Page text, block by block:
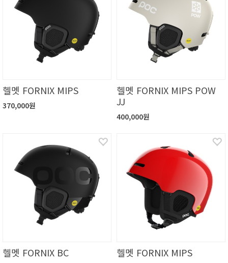
헬멧 FORNIX MIPS
370,000원
헬멧 FORNIX MIPS POW
JJ
400,000원
헬멧 FORNIX BC 헬멧 FORNIX MIPS